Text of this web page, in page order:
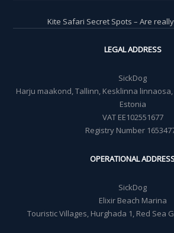
Kite Safari Secret Spots – Are
LEGAL ADDRESS
SickDog
Harju maakond, Tallinn, Kesklinna linnaosa,
Estonia
VAT EE102551677
Registry Number
OPERATIONAL
SickDog
Elixir Beach Marina
Touristic Villages, Hurghada 1, Red Sea